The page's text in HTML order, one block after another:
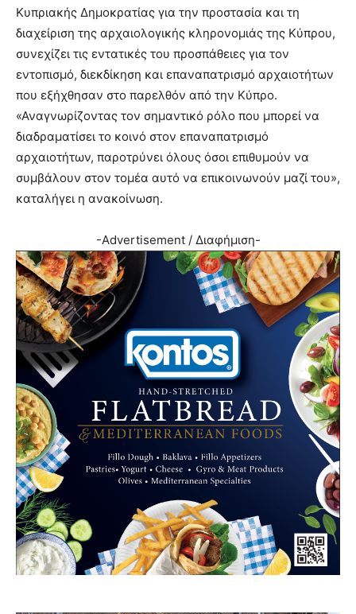
Κυπριακής Δημοκρατίας για την προστασία και τη
διαχείριση της αρχαιολογικής κληρονομιάς της Κύπρου,
συνεχίζει τις εντατικές του προσπάθειες για τον
εντοπισμό, διεκδίκηση και επαναπατρισμό αρχαιοτήτων
που εξήχθησαν στο παρελθόν από την Κύπρο.
«Αναγνωρίζοντας τον σημαντικό ρόλο που μπορεί να
διαδραματίσει το κοινό στον επαναπατρισμό
αρχαιοτήτων, παροτρύνει όλους όσοι επιθυμούν να
συμβάλουν στον τομέα αυτό να επικοινωνούν μαζί του»,
καταλήγει η ανακοίνωση.
-Advertisement / Διαφήμιση-